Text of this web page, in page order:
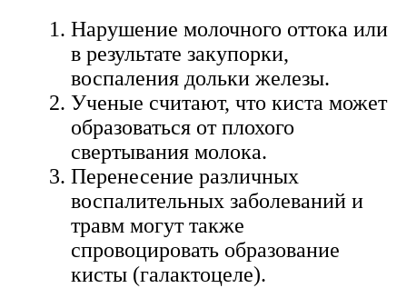
Нарушение молочного оттока или
в результате закупорки,
воспаления дольки железы.
Ученые считают, что киста может
образоваться от плохого
свертывания молока.
Перенесение различных
воспалительных заболеваний и
травм могут также
спровоцировать образование
кисты (галактоцеле).